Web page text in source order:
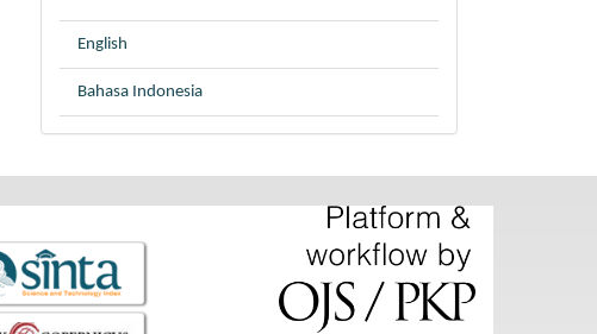
English
Bahasa Indonesia